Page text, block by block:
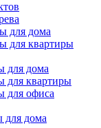
для дома
для квартиры
для дома
для квартиры
для офиса
для дома